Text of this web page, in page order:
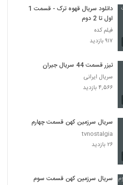
دانلود سریال قهوه ترک - قسمت 1
اول تا 2 دوم
فیلم کده
۹۱۷ بازدید
تیزر قسمت 44 سریال جیران
سریال ایرانی
۴,۵۶۶ بازدید
سریال سرزمین کهن قسمت چهارم
tvnostalgia
۲۶ بازدید
سریال سرزمین کهن قسمت سوم